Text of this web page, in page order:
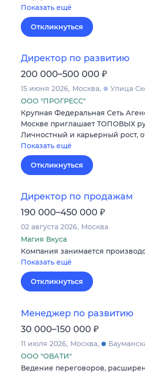
Показать ещё
Откликнуться
Директор по развитию
200 000–500 000 ₽
15 июня 2026 Москва
Улица
ООО "ПРОГРЕСС"
Крупная Федеральная Сеть
Москве приглашает ТОПОВЫХ
Личностный и карьерный рост,
Показать ещё
Откликнуться
Директор по продажам
190 000–450 000 ₽
02 августа 2026 Москва
Магия Вкуса
Компания занимается
Показать ещё
Откликнуться
Менеджер по развитию
30 000–150 000 ₽
11 июля 2026 Москва
ООО "ОВАТИ"
Ведение переговоров,